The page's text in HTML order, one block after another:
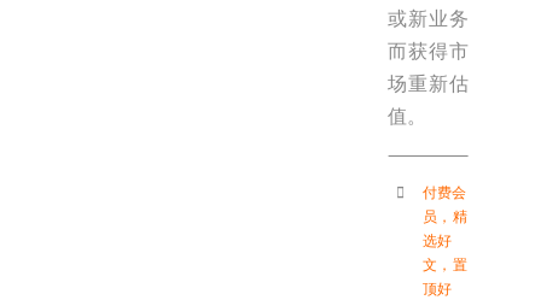
或新业务
而获得市
场重新估
值。
付费会
员 ， 精
选好
文 ， 置
顶好